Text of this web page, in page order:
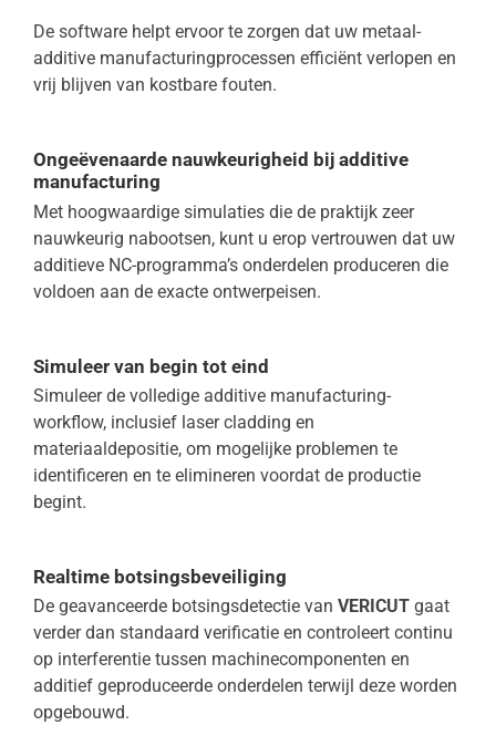
De software helpt ervoor te zorgen dat uw metaal-
additive manufacturingprocessen efficiënt verlopen en
vrij blijven van kostbare fouten.
Ongeëvenaarde nauwkeurigheid bij additive
manufacturing
Met hoogwaardige simulaties die de praktijk zeer
nauwkeurig nabootsen, kunt u erop vertrouwen dat uw
additieve NC-programma’s onderdelen produceren die
voldoen aan de exacte ontwerpeisen.
Simuleer van begin tot eind
Simuleer de volledige additive manufacturing-
workflow, inclusief laser cladding en
materiaaldepositie, om mogelijke problemen te
identificeren en te elimineren voordat de productie
begint.
Realtime botsingsbeveiliging
De geavanceerde botsingsdetectie van VERICUTgaat
verder dan standaard verificatie en controleert continu
op interferentie tussen machinecomponenten en
additief geproduceerde onderdelen terwijl deze worden
opgebouwd.